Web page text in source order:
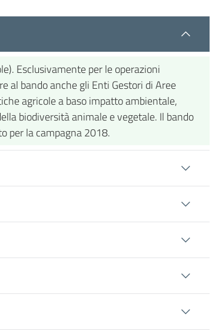
Esclusivamente per le operazioni
al bando anche gli Enti Gestori di Aree
agricole a baso impatto ambientale,
biodiversità animale e vegetale. Il bando
per la campagna 2018.